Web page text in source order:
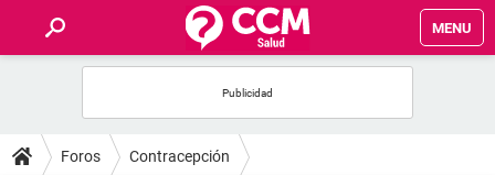
MENU
FOROS
Foros Contracepción